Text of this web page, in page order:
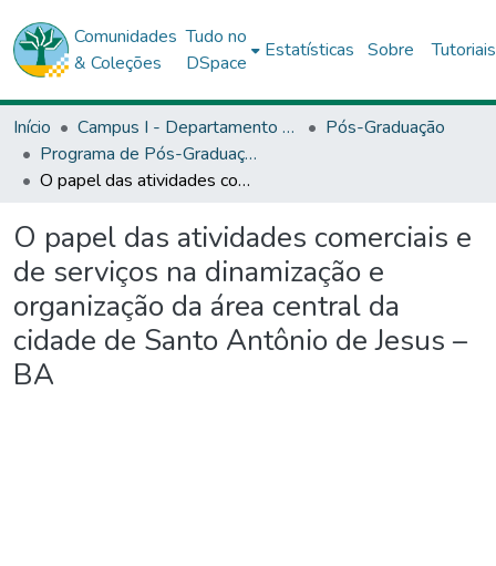
Comunidades
& Coleções
Tudo no
DSpace
Estatísticas Sobre Tutoriais
Início Campus I - Departamento de Ciências Exata e da Terra (DCET) - Salvador
Pós-Graduação
Programa de Pós-Graduação Stricto Sensu (Mestrado Acadêmico) em Estudos Territoriais (PROET)
O papel das atividades comerciais e de serviços na dinamização e organização da área central da cidade de Santo Antônio de Jesus – BA
O papel das atividades comerciais e
de serviços na dinamização e
organização da área central da
cidade de Santo Antônio de Jesus –
BA